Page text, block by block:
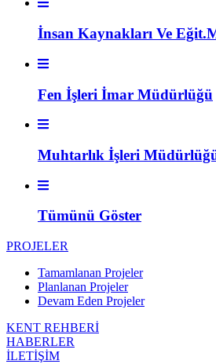
İnsan Kaynakları Ve
Fen İşleri İmar Müdürlüğü
Muhtarlık İşleri
Tümünü Göster
PROJELER
Tamamlanan Projeler
Planlanan Projeler
Devam Eden Projeler
KENT REHBERİ
HABERLER
İLETİŞİM